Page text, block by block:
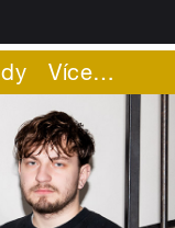
Více…